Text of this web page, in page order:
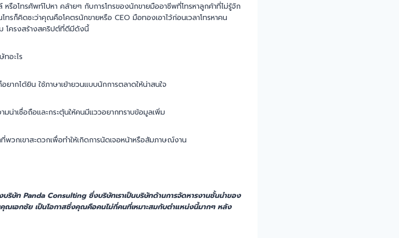
รือโทรศัพท์ไปหา คล้ายๆ กับการโทรของนักขายมืออาชีพที่โทรหาลูกค้าที่ไม่รู้จัก
รก็คิดซะว่าคุณคือโคตรนักขายหรือ CEO มือทองเอาไว้ก่อนเวลาโทรหาคน
โครงสร้างสคริปต์ที่ดีมีดังนี้
อะไร
ากได้ยิน ใช้ภาษาเย้ายวนแบบนักการตลาดให้น่าสนใจ
น่าเชื่อถือและกระตุ้นให้คนมีแววอยากทราบข้อมูลเพิ่ม
วกเขาสะดวกเพื่อทำให้เกิดการนัดเจอหน้าหรือสัมภาษณ์งาน
ษัท Panda Consulting ซึ่งบริษัทเราเป็นบริษัทด้านการจัดหารงานชั้นนำของ
ณเอกชัย เป็นโอกาสซึ่งคุณคือคนไม่กี่คนที่เหมาะสมกับตำแหน่งนี้มากๆ หลัง